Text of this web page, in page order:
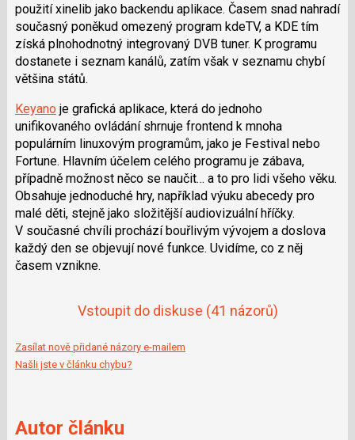
použití xinelib jako backendu aplikace. Časem snad nahradí
současný poněkud omezený program kdeTV, a KDE tím
získá plnohodnotný integrovaný DVB tuner. K programu
dostanete i seznam kanálů, zatím však v seznamu chybí
většina států.
Keyanoje grafická aplikace, která do jednoho
unifikovaného ovládání shrnuje frontend k mnoha
populárním linuxovým programům, jako je Festival nebo
Fortune. Hlavním účelem celého programu je zábava,
případně možnost něco se naučit… a to pro lidi všeho věku.
Obsahuje jednoduché hry, například výuku abecedy pro
malé děti, stejně jako složitější audiovizuální hříčky.
V současné chvíli prochází bouřlivým vývojem a doslova
každý den se objevují nové funkce. Uvidíme, co z něj
časem vznikne.
Vstoupit do diskuse (41 názorů)
Zasílat nově přidané názory e-mailem
Našli jste v článku chybu?
Autor článku